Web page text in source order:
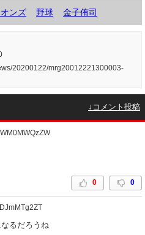
ンズ 野球 金子侑司
20200122/mrg20012221300003-
↓コメント投稿
0 0
るだろうね